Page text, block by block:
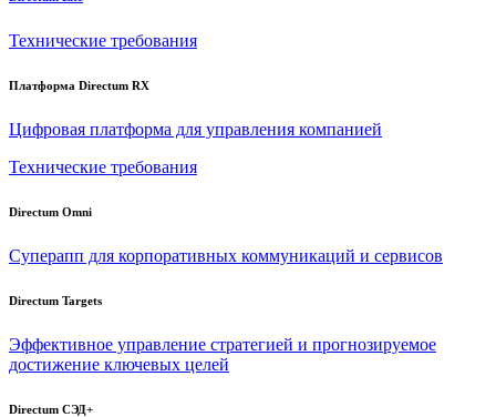
Технические требования
Платформа Directum RX
Цифровая платформа для управления компанией
Технические требования
Directum Omni
Суперапп для корпоративных коммуникаций и сервисов
Directum Targets
Эффективное управление стратегией и прогнозируемое
достижение ключевых целей
Directum СЭД+